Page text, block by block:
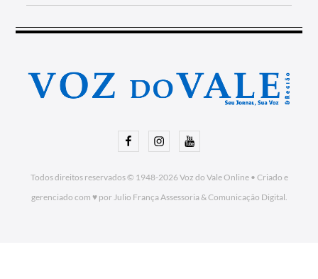
FacebookInstagramYoutube
Todos direitos reservados © 1948-2026Voz do Vale Online• Criado e
gerenciado com ♥ por Julio França Assessoria& Comunicação Digital.